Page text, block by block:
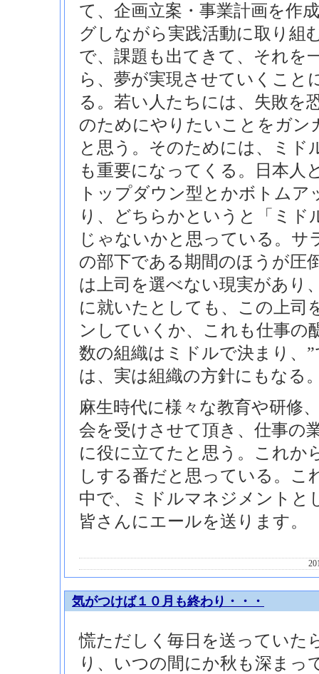
て、企画立案・事業計画を作
グしながら実践活動に取り組
で、課題も出てきて、それを
ら、夢が実現させていくこと
る。若い人たちには、失敗を
のためにやりたいことをガン
と思う。そのためには、ミド
も重要になってくる。日本人
トップダウン型とかボトムア
り、どちらかというと「ミド
じゃないかと思っている。サ
の部下である期間のほうが圧
は上司を選べない現実があり
に就いたとしても、この上司
ンしていくか、これも仕事の
数の組織はミドルで決まり、
は、実は組織の方針にもなる
麻生時代に様々な教育や研修
会を受けさせて頂き、仕事の
に役に立てたと思う。これか
しする番だと思っている。こ
中で、ミドルマネジメントと
皆さんにエールを送ります。
気がつけば１０月も終わり・・・
慌ただしく毎日を送っていた
り、いつの間にか秋も深まっ